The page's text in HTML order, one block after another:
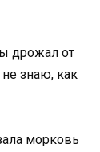
дрожал от
знаю, как
морковь